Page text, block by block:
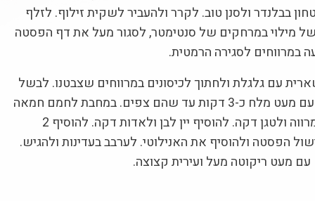
לטחון בבלנדר ולסנן טוב. לקרר ולהעביר לשקית זילוף. לזלף
מילוי במרחקים של סנטימטר, לסגור מעל את דף הפסטה
במרווחים לסגירה הרמטית.
עם גלגלת ולחתוך לכיסונים במרווחים שצבטנו. לבשל
במים רותחים עם מעט מלח כ-3 דקות עד שהם צפים. במחבת לחמם חמאה
עם שמן זית ומרווה ולטגן דקה. להוסיף יין לבן ולאדות דקה. להוסיף 2
הפסטה ולהוסיף את האנילוטי. לערבב בעדינות ולהגיש.
מעט ריקוטה מעל ועירית קצוצה.